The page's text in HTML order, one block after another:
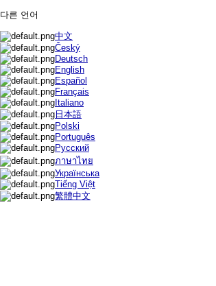
다른 언어
中文
Český
Deutsch
English
Español
Français
Italiano
日本語
Polski
Português
Русский
ภาษาไทย
Українська
Tiếng Việt
繁體中文